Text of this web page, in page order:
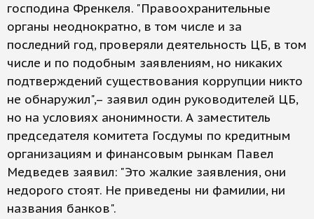
господина Френкеля. "Правоохранительные
органы неоднократно, в том числе и за
последний год, проверяли деятельность ЦБ, в том
числе и по подобным заявлениям, но никаких
подтверждений существования коррупции никто
не обнаружил",– заявил один руководителей ЦБ,
но на условиях анонимности. А заместитель
председателя комитета Госдумы по кредитным
организациям и финансовым рынкам Павел
Медведев заявил: "Это жалкие заявления, они
недорого стоят. Не приведены ни фамилии, ни
названия банков".